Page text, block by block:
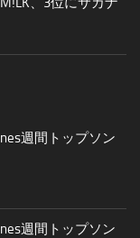
週間トップソン
週間トップソン